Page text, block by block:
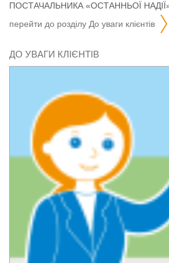
ПОСТАЧАЛЬНИКА «ОСТАННЬОЇ
перейти до розділу
до уваги клієнтів
ДО УВАГИ КЛІЄНТІВ